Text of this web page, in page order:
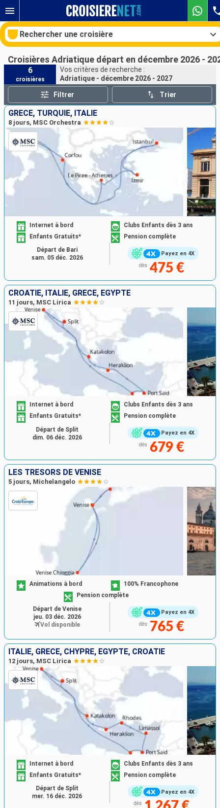
Rechercher une croisière
Nos destinations
Mois de départ
Ports Compagnies
Rechercher
Croisières Adriatique départ en décembre 2026 -
6
croisières
Vos critères de recherche :
Adriatique - décembre 2026 - 2027
Filtrer Trier
GRÈCE, TURQUIE, ITALIE
8 jours, MSC Orchestra
Payez en 4X
Internet à bord
Clubs Enfants dès 3 ans
Enfants Gratuits*
Pension complète
dès 475 €
Départ de Bari
sam. 05 déc. 2026
CROATIE, ITALIE, GRÈCE, EGYPTE
11 jours, MSC Lirica
Payez en 4X
Internet à bord
Clubs Enfants dès 3 ans
Enfants Gratuits*
Pension complète
dès 679 €
Départ de Split
dim. 06 déc. 2026
LES TRÉSORS DE VENISE
5 jours, Michelangelo
Payez en 4X
Animations à bord
100% Francophone
Pension complète
dès 765 €
Départ de Venise
jeu. 03 déc. 2026
Vol disponible
ITALIE, GRÈCE, CHYPRE, EGYPTE, CROATIE
12 jours, MSC Lirica
Payez en 4X
Internet à bord
Clubs Enfants dès 3 ans
Enfants Gratuits*
Pension complète
dès
Départ de Split
mer. 16 déc. 2026